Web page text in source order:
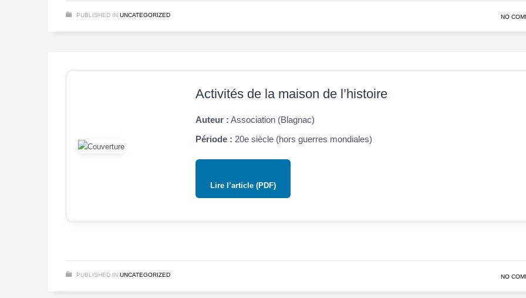
PUBLISHED IN UNCATEGORIZED NO
Activités de la maison de l’histoire
Auteur : Association (Blagnac)
Période : 20e siècle (hors guerres mondiales)
Lire l’article (PDF)
PUBLISHED IN UNCATEGORIZED NO